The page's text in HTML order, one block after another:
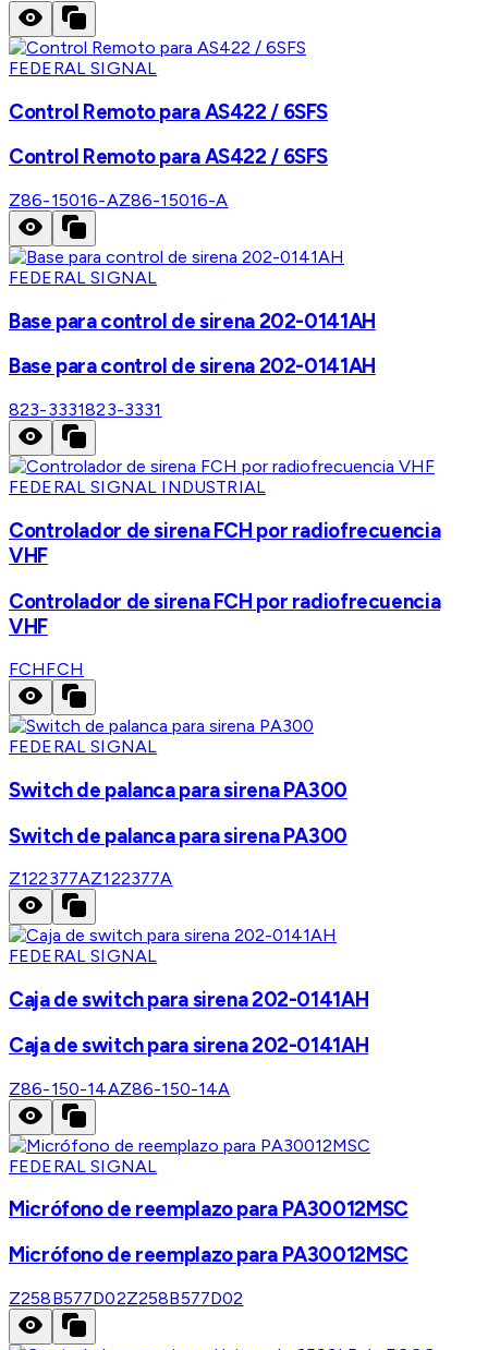
FEDERAL SIGNAL
Control Remoto para AS422 / 6SFS
Control Remoto para AS422 / 6SFS
Z86-15016-AZ86-15016-A
FEDERAL SIGNAL
Base para control de sirena 202-0141AH
Base para control de sirena 202-0141AH
823-3331823-3331
FEDERAL SIGNAL INDUSTRIAL
Controlador de sirena FCH por radiofrecuencia
VHF
Controlador de sirena FCH por radiofrecuencia
VHF
FCHFCH
FEDERAL SIGNAL
Switch de palanca para sirena PA300
Switch de palanca para sirena PA300
Z122377AZ122377A
FEDERAL SIGNAL
Caja de switch para sirena 202-0141AH
Caja de switch para sirena 202-0141AH
Z86-150-14AZ86-150-14A
FEDERAL SIGNAL
Micrófono de reemplazo para PA30012MSC
Micrófono de reemplazo para PA30012MSC
Z258B577D02Z258B577D02